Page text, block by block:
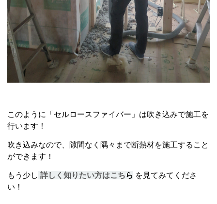
このように「セルロースファイバー」は吹き込みで施工を
行います！
吹き込みなので、隙間なく隅々まで断熱材を施工すること
ができます！
もう少し 詳しく知りたい方はこちら を見てみてくださ
い！